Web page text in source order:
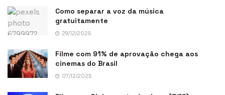
Como separar a voz da música
gratuitamente
29/12/2025
Filme com 91% de aprovação chega aos
cinemas do Brasil
07/12/2025